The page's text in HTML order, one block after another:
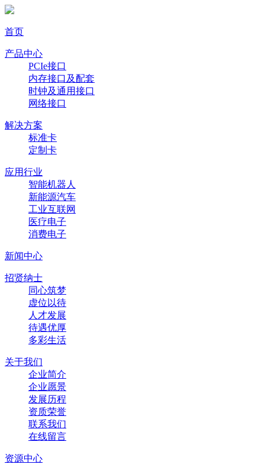
首页
产品中心
PCIe接口
内存接口及配套
时钟及通用接口
网络接口
解决方案
标准卡
定制卡
应用行业
智能机器人
新能源汽车
工业互联网
医疗电子
消费电子
新闻中心
招贤纳士
同心筑梦
虚位以待
人才发展
待遇优厚
多彩生活
关于我们
企业简介
企业愿景
发展历程
资质荣誉
联系我们
在线留言
资源中心